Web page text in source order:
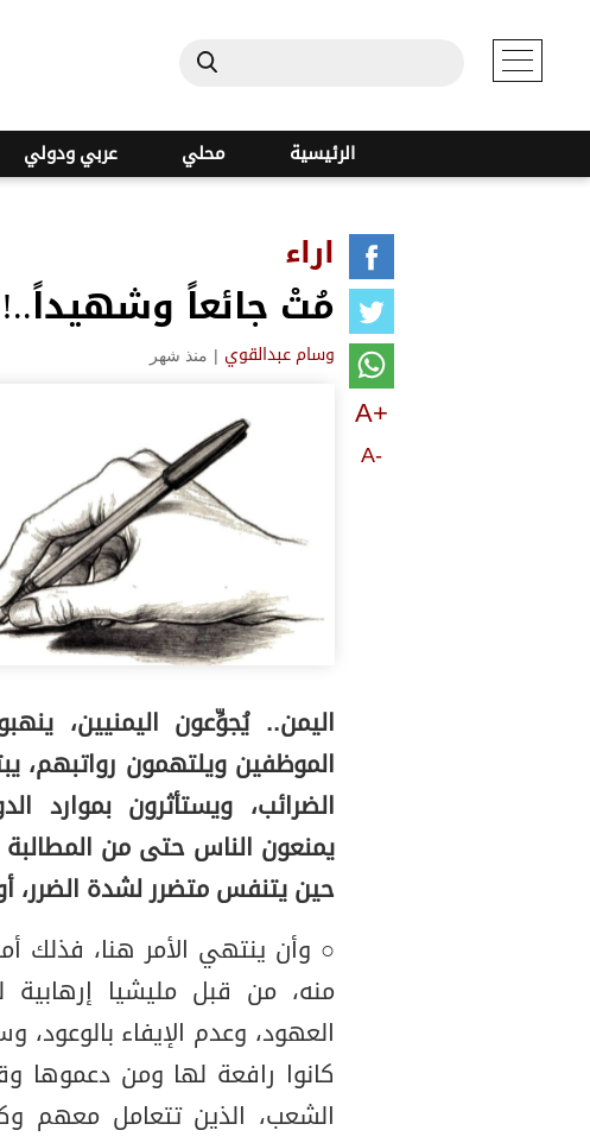
الرئيسية محلي عربي ودولي
اراء
مُتْ جائعاً
وسام عبدالقوي | منذ شهر
A+
A-
اليمن.. يُجوِّعون اليمنيين،
الموظفين ويلتهمون رواتبهم،
الضرائب، ويستأثرون بموارد
يمنعون الناس حتى من المطالبة
حين يتنفس متضرر لشدة الضرر،
○ وأن ينتهي الأمر هنا، فذلك
منه، من قبل مليشيا إرهابية
العهود، وعدم الإيفاء
كانوا رافعة لها ومن دعموها
الشعب، الذين تتعامل معهم